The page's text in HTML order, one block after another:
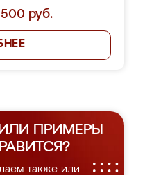
руб.
ПРИМЕРЫ
также или